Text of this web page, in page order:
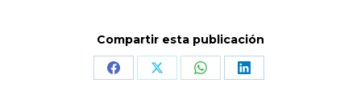
Compartir esta publicación
Share Share Share Share